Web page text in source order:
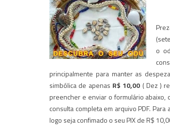
o
principalmente para manter as
simbólica de apenas R$ 10,00 ( Dez )
preencher e enviar o formulário abaixo,
consulta completa em arquivo PDF.
logo seja confimado o seu PIX de R$